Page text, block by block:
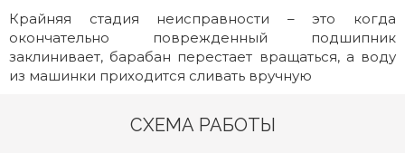
Крайняя стадия неисправности – это когда
окончательно поврежденный подшипник
заклинивает, барабан перестает вращаться, а воду
из машинки приходится сливать вручную
СХЕМА РАБОТЫ